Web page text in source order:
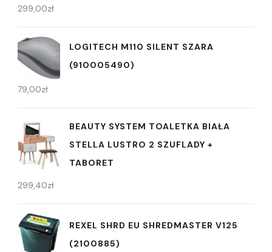
299,00zł
LOGITECH M110 SILENT SZARA
(910005490)
79,00zł
BEAUTY SYSTEM TOALETKA BIAŁA
STELLA LUSTRO 2 SZUFLADY +
TABORET
299,40zł
REXEL SHRD EU SHREDMASTER V125
(2100885)